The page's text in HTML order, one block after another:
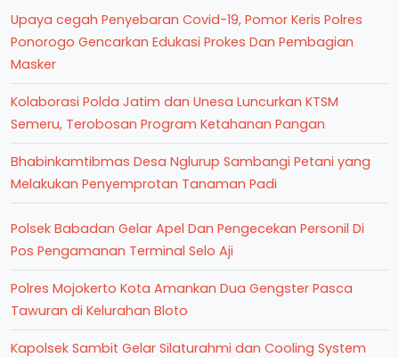
Upaya cegah Penyebaran Covid-19, Pomor Keris Polres
Ponorogo Gencarkan Edukasi Prokes Dan Pembagian
Masker
Kolaborasi Polda Jatim dan Unesa Luncurkan KTSM
Semeru, Terobosan Program Ketahanan Pangan
Bhabinkamtibmas Desa Nglurup Sambangi Petani yang
Melakukan Penyemprotan Tanaman Padi
Polsek Babadan Gelar Apel Dan Pengecekan Personil Di
Pos Pengamanan Terminal Selo Aji
Polres Mojokerto Kota Amankan Dua Gengster Pasca
Tawuran di Kelurahan Bloto
Kapolsek Sambit Gelar Silaturahmi dan Cooling System